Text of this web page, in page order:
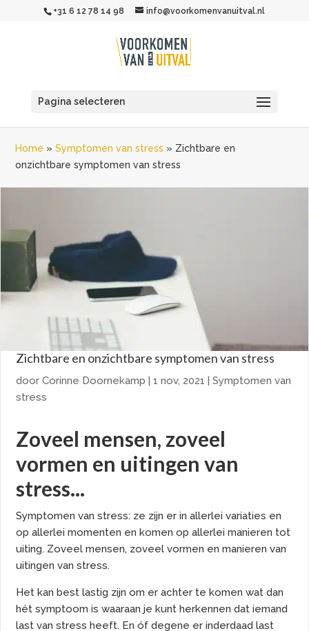
+31 6 12 78 14 98 info@voorkomenvanuitval.nl
Pagina selecteren
Home »Symptomen van stress » Zichtbare en
onzichtbare symptomen van stress
Zichtbare en onzichtbare symptomen van stress
doorCorinne Doornekamp |1 nov, 2021 |Symptomen van
stress
Zoveel mensen, zoveel
vormen en uitingen van
stress...
Symptomen van stress: ze zijn er in allerlei variaties en
op allerlei momenten en komen op allerlei manieren tot
uiting. Zoveel mensen, zoveel vormen en manieren van
uitingen van stress.
Het kan best lastig zijn om er achter te komen wat dan
hét symptoom is waaraan je kunt herkennen dat iemand
last van stress heeft. En óf degene er inderdaad last